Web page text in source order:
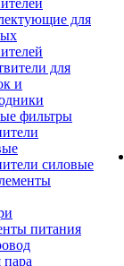
для
для
и
фильтры
силовые
питания
пара